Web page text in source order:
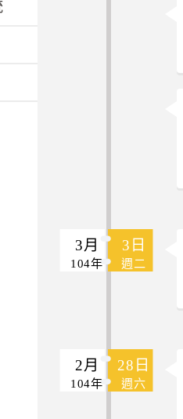
3月 3日
104年 週二
2月 28日
104年 週六